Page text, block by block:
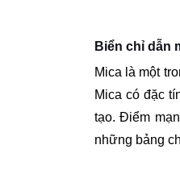
Biển chỉ dẫn
Mica là một
Mica có đặc
tạo. Điểm
những bảng